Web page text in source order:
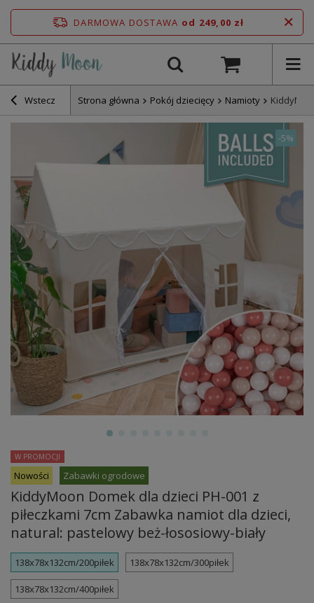
DARMOWA DOSTAWA od 249,00 zł
Wstecz Strona główna Pokój dziecięcy Namioty
Nowości Zabawki ogrodowe
KiddyMoon Domek dla dzieci PH-001 z
piłeczkami 7cm Zabawka namiot dla dzieci,
natural: pastelowy beż-łososiowy-biały
-5%
W PROMOCJI
138x78x132cm/200piłek 138x78x132cm/300piłek
138x78x132cm/400piłek